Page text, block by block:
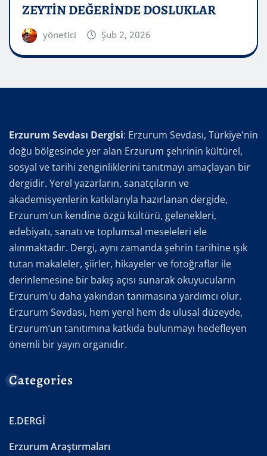
ZEYTİN DEĞERİNDE DOSLUKLAR
yönetici Şub 2, 2026
Erzurum Sevdası Dergisi: Erzurum Sevdası, Türkiye'nin
doğu bölgesinde yer alan Erzurum şehrinin kültürel,
sosyal ve tarihi zenginliklerini tanıtmayı amaçlayan bir
dergidir. Yerel yazarların, sanatçıların ve
akademisyenlerin katkılarıyla hazırlanan dergide,
Erzurum'un kendine özgü kültürü, gelenekleri,
edebiyatı, sanatı ve toplumsal meseleleri ele
alınmaktadır. Dergi, aynı zamanda şehrin tarihine ışık
tutan makaleler, şiirler, hikayeler ve fotoğraflar ile
derinlemesine bir bakış açısı sunarak okuyucuların
Erzurum'u daha yakından tanımasına yardımcı olur.
Erzurum Sevdası, hem yerel hem de ulusal düzeyde,
Erzurum’un tanıtımına katkıda bulunmayı hedefleyen
önemli bir yayın organıdır.
Categories
E.DERGİ
Erzurum Araştırmaları